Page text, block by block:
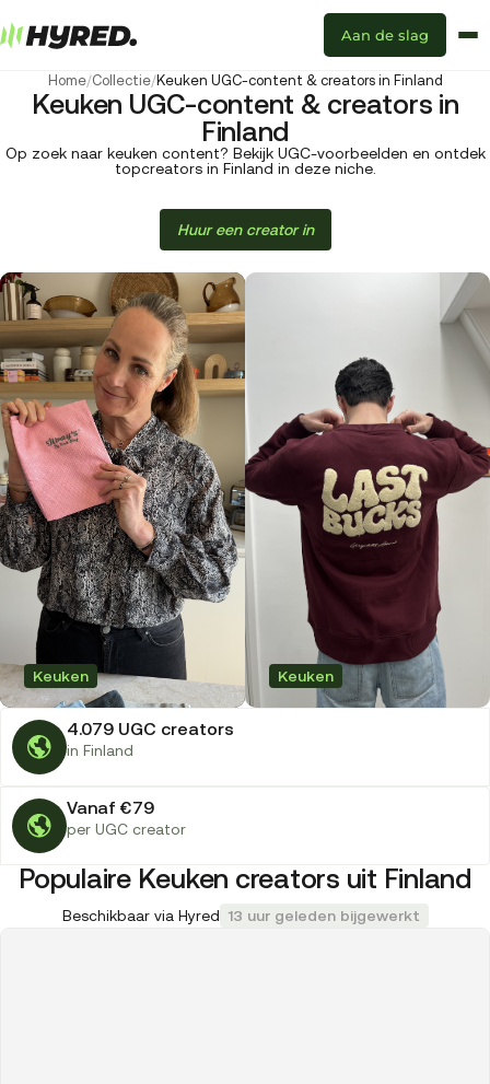
Aan de slag
Home/Collectie/Keuken UGC-content & creators in Finland
Keuken UGC-content & creators in
Finland
Op zoek naar keuken content? Bekijk UGC-voorbeelden en ontdek
topcreators in Finland in deze niche.
Huur een creator in
4.079 UGC creators
in Finland
Keuken Keuken
Vanaf €79
per UGC creator
Populaire Keuken creators uit Finland
Beschikbaar via Hyred 13 uur geleden bijgewerkt